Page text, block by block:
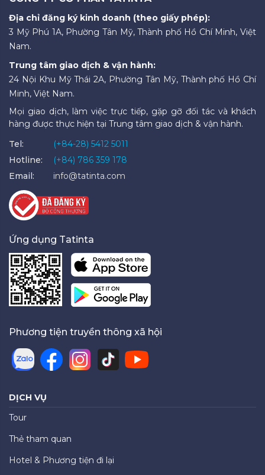
Địa chỉ đăng ký kinh doanh (theo giấy phép):
3 Mỹ Phú 1A, Phường Tân Mỹ, Thành phố Hồ Chí Minh, Việt
Nam.
Trung tâm giao dịch & vận hành:
24 Nội Khu Mỹ Thái 2A, Phường Tân Mỹ, Thành phố Hồ Chí
Minh, Việt Nam.
Mọi giao dịch, làm việc trực tiếp, gặp gỡ đối tác và khách
hàng được thực hiện tại Trung tâm giao dịch & vận hành.
Tel:
(+84-28) 5412 5011
Hotline:
(+84) 786 359 178
Email:
info@tatinta.com
Ứng dụng Tatinta
Phương tiện truyền thông xã hội
DỊCH VỤ
Tour
Thẻ tham quan
Hotel & Phương tiện đi lại